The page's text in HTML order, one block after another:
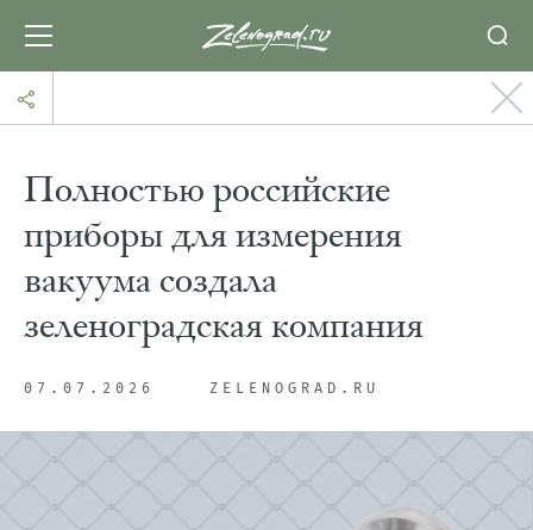
Полностью российские
приборы для измерения
вакуума создала
зеленоградская компания
07.07.2026 ZELENOGRAD.RU